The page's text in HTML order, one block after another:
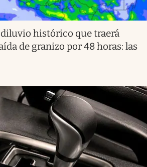
diluvio histórico que traerá
de granizo por 48 horas: las